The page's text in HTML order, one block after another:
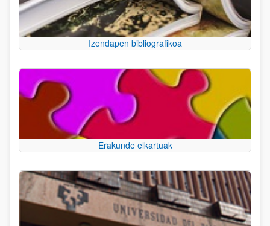
Izendapen bibliografikoa
Erakunde elkartuak